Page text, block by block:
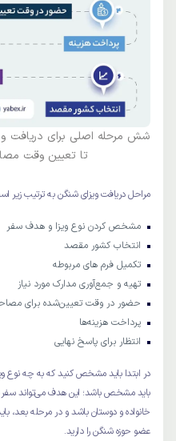
شش مرحله اصلی برای دریافت
تا تعیین وقت
مراحل دریافت ویزای شنگن به ترتیب زیر
مشخص کردن نوع ویزا و هدف سفر
انتخاب کشور مقصد
تکمیل فرم های مربوطه
تهیه و جمع‌آوری مدارک مورد نیاز
حضور در وقت تعیین‌شده برای
پرداخت هزینه‌ها
انتظار برای پاسخ نهایی
در ابتدا باید مشخص کنید که به چه نوع
باید مشخص باشد؛ این هدف می‌تواند سفر
خانواده و دوستان باشد و در مرحله بعد،
عضو حوزه شنگن را دارید.